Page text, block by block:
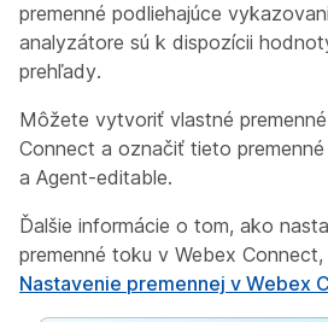
premenné podliehajúce
analyzátore sú k dispozícii
prehľady.
Môžete vytvoriť vlastné
Connect a označiť tieto
a Agent-editable.
Ďalšie informácie o tom, ako
premenné toku v Webex
Nastavenie premennej v Webex